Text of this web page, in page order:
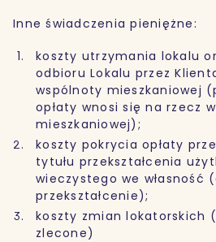
Inne świadczenia pieniężne:
koszty utrzymania lokalu
odbioru Lokalu przez
wspólnoty mieszkaniowej
opłaty wnosi się na rzecz
mieszkaniowej);
koszty pokrycia opłaty
tytułu przekształcenia
wieczystego we własność
przekształcenie);
koszty zmian lokatorskich
zlecone)